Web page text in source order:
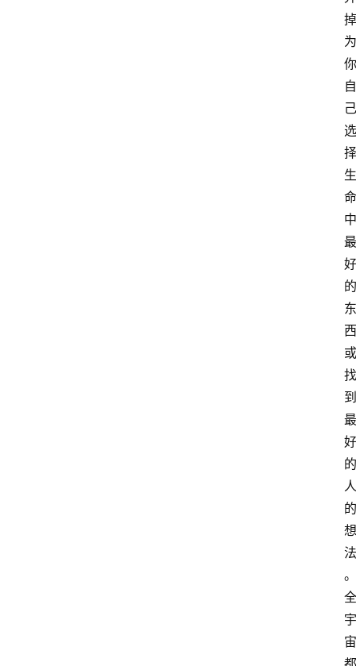
掉
为
你
自
己
选
择
生
命
中
最
好
的
东
西
或
找
到
最
好
的
人
的
想
法
。
全
宇
宙